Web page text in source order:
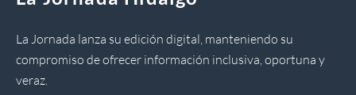
La Jornada lanza su edición digital, manteniendo su
compromiso de ofrecer información inclusiva, oportuna y
veraz.